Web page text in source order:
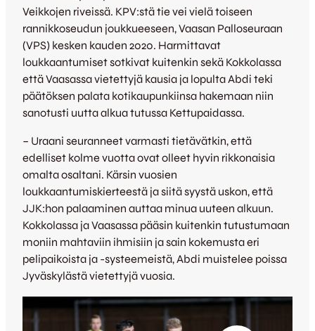
Veikkojen riveissä. KPV:stä tie vei vielä toiseen
rannikkoseudun joukkueeseen, Vaasan Palloseuraan
(VPS) kesken kauden 2020. Harmittavat
loukkaantumiset sotkivat kuitenkin sekä Kokkolassa
että Vaasassa vietettyjä kausia ja lopulta Abdi teki
päätöksen palata kotikaupunkiinsa hakemaan niin
sanotusti uutta alkua tutussa Kettupaidassa.
– Uraani seuranneet varmasti tietävätkin, että
edelliset kolme vuotta ovat olleet hyvin rikkonaisia
omalta osaltani. Kärsin vuosien
loukkaantumiskierteestä ja siitä syystä uskon, että
JJK:hon palaaminen auttaa minua uuteen alkuun.
Kokkolassa ja Vaasassa pääsin kuitenkin tutustumaan
moniin mahtaviin ihmisiin ja sain kokemusta eri
pelipaikoista ja -systeemeistä, Abdi muistelee poissa
Jyväskylästä vietettyjä vuosia.